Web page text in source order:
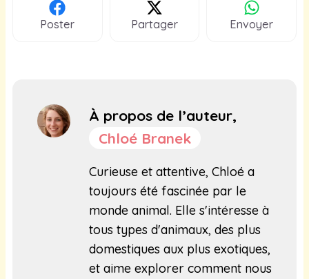
Poster Partager Envoyer
À propos de l’auteur,
Chloé Branek
Curieuse et attentive, Chloé a
toujours été fascinée par le
monde animal. Elle s'intéresse à
tous types d'animaux, des plus
domestiques aux plus exotiques,
et aime explorer comment nous